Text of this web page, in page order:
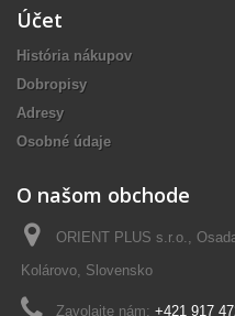
Účet
História nákupov
Dobropisy
Adresy
Osobné údaje
O našom obchode
ORIENT PLUS s.r.o.,
Kolárovo, Slovensko
Zavolajte nám: +421 917